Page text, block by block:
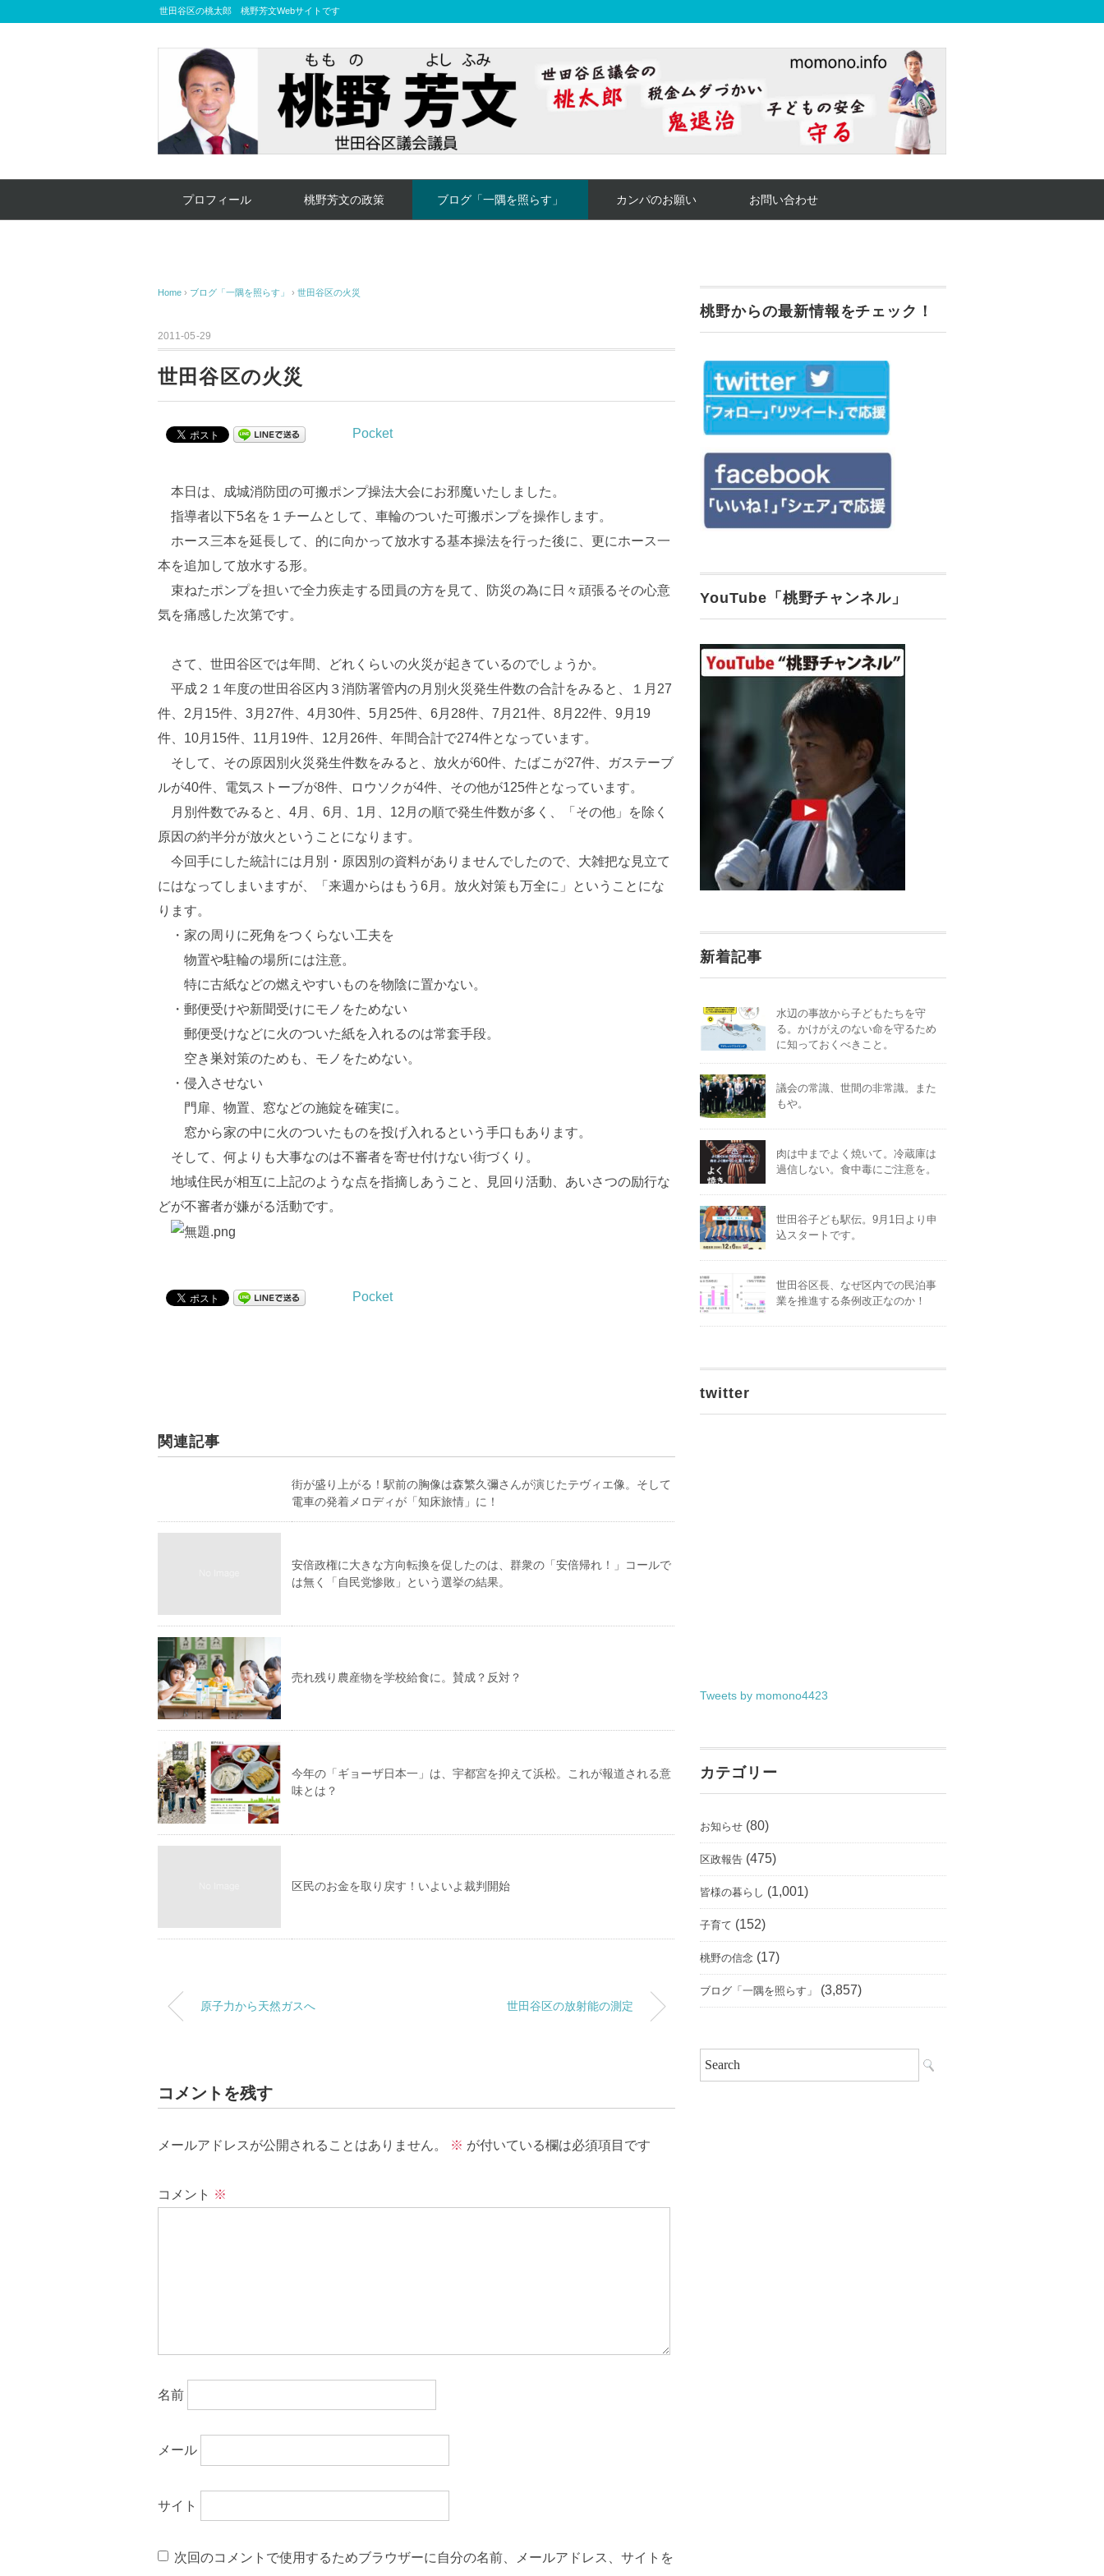
世田谷区の桃太郎 桃野芳文Webサイトです
プロフィール 桃野芳文の政策 ブログ「一隅を照らす」 カンパのお願い お問い合わせ
Home › ブログ「一隅を照らす」 › 世田谷区の火災
2011-05-29
世田谷区の火災
Pocket
本日は、成城消防団の可搬ポンプ操法大会にお邪魔いたしました。
指導者以下5名を１チームとして、車輪のついた可搬ポンプを操作します。
ホース三本を延長して、的に向かって放水する基本操法を行った後に、更にホース一
本を追加して放水する形。
束ねたポンプを担いで全力疾走する団員の方を見て、防災の為に日々頑張るその心意
気を痛感した次第です。
さて、世田谷区では年間、どれくらいの火災が起きているのでしょうか。
平成２１年度の世田谷区内３消防署管内の月別火災発生件数の合計をみると、１月27
件、2月15件、3月27件、4月30件、5月25件、6月28件、7月21件、8月22件、9月19
件、10月15件、11月19件、12月26件、年間合計で274件となっています。
そして、その原因別火災発生件数をみると、放火が60件、たばこが27件、ガステーブ
ルが40件、電気ストーブが8件、ロウソクが4件、その他が125件となっています。
月別件数でみると、4月、6月、1月、12月の順で発生件数が多く、「その他」を除く
原因の約半分が放火ということになります。
今回手にした統計には月別・原因別の資料がありませんでしたので、大雑把な見立て
にはなってしまいますが、「来週からはもう6月。放火対策も万全に」ということにな
ります。
・家の周りに死角をつくらない工夫を
物置や駐輪の場所には注意。
特に古紙などの燃えやすいものを物陰に置かない。
・郵便受けや新聞受けにモノをためない
郵便受けなどに火のついた紙を入れるのは常套手段。
空き巣対策のためも、モノをためない。
・侵入させない
門扉、物置、窓などの施錠を確実に。
窓から家の中に火のついたものを投げ入れるという手口もあります。
そして、何よりも大事なのは不審者を寄せ付けない街づくり。
地域住民が相互に上記のような点を指摘しあうこと、見回り活動、あいさつの励行な
どが不審者が嫌がる活動です。
Pocket
関連記事
街が盛り上がる！駅前の胸像は森繁久彌さんが演じたテヴィエ像。そして
電車の発着メロディが「知床旅情」に！
安倍政権に大きな方向転換を促したのは、群衆の「安倍帰れ！」コールで
は無く「自民党惨敗」という選挙の結果。
売れ残り農産物を学校給食に。賛成？反対？
今年の「ギョーザ日本一」は、宇都宮を抑えて浜松。これが報道される意
味とは？
区民のお金を取り戻す！いよいよ裁判開始
原子力から天然ガスへ 世田谷区の放射能の測定
コメントを残す
メールアドレスが公開されることはありません。 ※ が付いている欄は必須項目です
コメント ※
名前
メール
サイト
次回のコメントで使用するためブラウザーに自分の名前、メールアドレス、サイトを
桃野からの最新情報をチェック！
YouTube「桃野チャンネル」
新着記事
水辺の事故から子どもたちを守
る。かけがえのない命を守るため
に知っておくべきこと。
議会の常識、世間の非常識。また
もや。
肉は中までよく焼いて。冷蔵庫は
過信しない。食中毒にご注意を。
世田谷子ども駅伝。9月1日より申
込スタートです。
世田谷区長、なぜ区内での民泊事
業を推進する条例改正なのか！
twitter
Tweets by momono4423
カテゴリー
お知らせ (80)
区政報告 (475)
皆様の暮らし (1,001)
子育て (152)
桃野の信念 (17)
ブログ「一隅を照らす」 (3,857)